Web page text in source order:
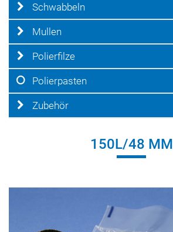
Schwabbeln
Mullen
Polierfilze
Polierpasten
Zubehör
150L/48 MM